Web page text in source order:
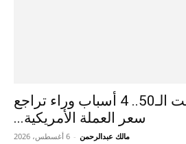
الدولار يتراجع تحت الـ50.. 4 أسباب وراء تراجع
سعر العملة الأمريكية...
مالك عبدالرحمن - 6 أغسطس، 2026